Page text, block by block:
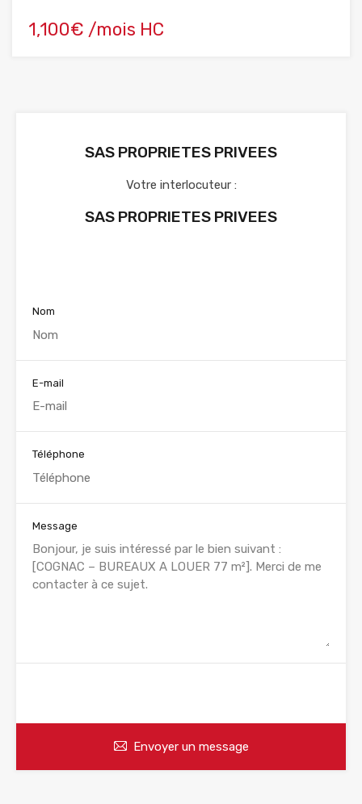
1,100€ /mois HC
SAS PROPRIETES PRIVEES
Votre interlocuteur :
SAS PROPRIETES PRIVEES
Nom
E-mail
Téléphone
Message
Envoyer un message